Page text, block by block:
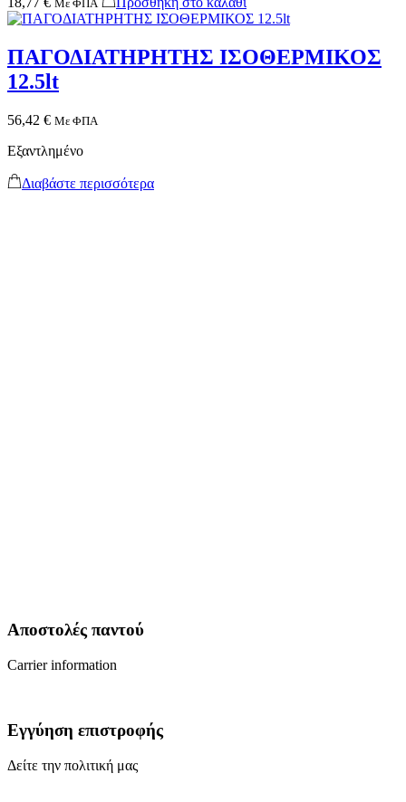
Με ΦΠΑ
ΠΑΓΟΔΙΑΤΗΡΗΤΗΣ ΙΣΟΘΕΡΜΙΚΟΣ
12.5lt
56,42 € Με ΦΠΑ
Εξαντλημένο
Διαβάστε περισσότερα
Αποστολές παντού
Carrier information
Εγγύηση επιστροφής
Δείτε την πολιτική μας